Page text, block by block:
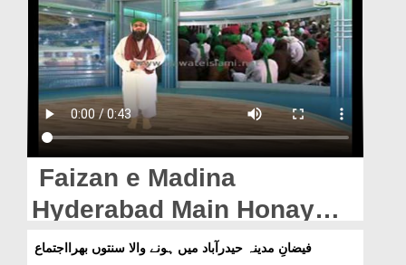
Rohani Ilaj
Donation
Blog
Magazine
Departments
Our Websites
More
Faizan e Madina
Hyderabad Main Honay
Wala Sunnaton Bhara
فیضانِ مدینہ حیدرآباد میں ہونے والا سنتوں بھرااجتماع